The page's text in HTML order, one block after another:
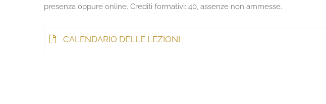
presenza oppure online. Crediti formativi: 40, assenze non ammesse.
CALENDARIO DELLE LEZIONI